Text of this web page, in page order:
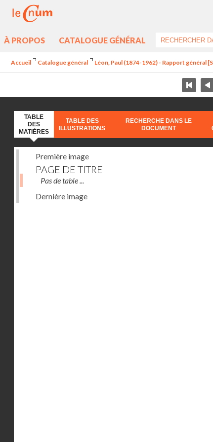
À PROPOS CATALOGUE GÉNÉRAL
Accueil Catalogue général Léon, Paul (1874-1962) - Rapport général
TABLE
DES
MATIÈRES
TABLE DES
ILLUSTRATIONS
RECHERCHE DANS LE
DOCUMENT
Première image
PAGE DE TITRE
Pas de table ...
Dernière image